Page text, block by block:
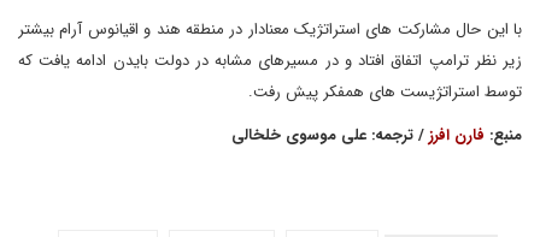
با این حال مشارکت های استراتژیک معنادار در منطقه هند و اقیانوس آرام بیشتر
زیر نظر ترامپ اتفاق افتاد و در مسیرهای مشابه در دولت بایدن ادامه یافت که
توسط استراتژیست های همفکر پیش رفت.
منبع: فارن افرز/ ترجمه: علی موسوی خلخالی